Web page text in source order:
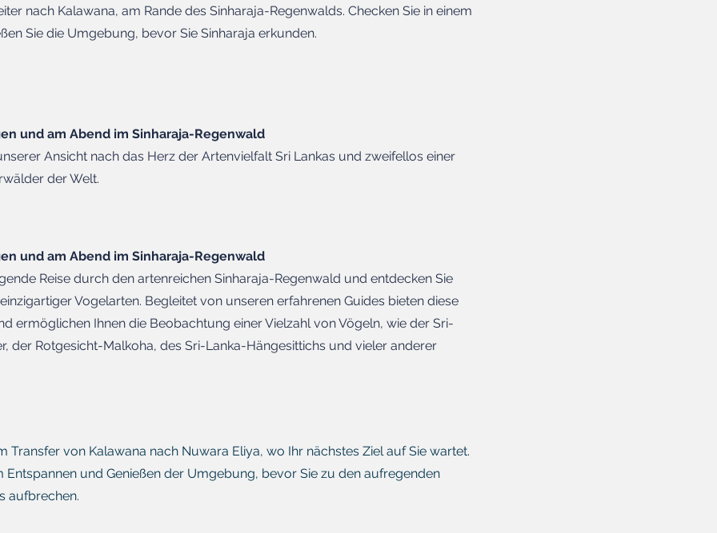
nach Kalawana, am Rande des Sinharaja-Regenwalds. Checken Sie in einem
Sie die Umgebung, bevor Sie Sinharaja erkunden.
und am Abend im Sinharaja-Regenwald
Ansicht nach das Herz der Artenvielfalt Sri Lankas und zweifellos einer
der Welt.
und am Abend im Sinharaja-Regenwald
Reise durch den artenreichen Sinharaja-Regenwald und entdecken Sie
Vogelarten. Begleitet von unseren erfahrenen Guides bieten diese
ermöglichen Ihnen die Beobachtung einer Vielzahl von Vögeln, wie der Sri-
der Rotgesicht-Malkoha, des Sri-Lanka-Hängesittichs und vieler anderer
Transfer von Kalawana nach Nuwara Eliya, wo Ihr nächstes Ziel auf Sie wartet.
Entspannen und Genießen der Umgebung, bevor Sie zu den aufregenden
aufbrechen.